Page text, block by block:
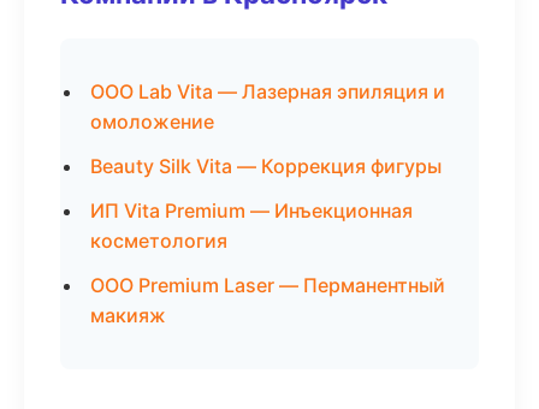
ООО Lab Vita — Лазерная эпиляция и
омоложение
Beauty Silk Vita — Коррекция фигуры
ИП Vita Premium — Инъекционная
косметология
ООО Premium Laser — Перманентный
макияж